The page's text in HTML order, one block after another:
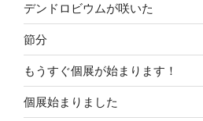
デンドロビウムが咲いた
節分
もうすぐ個展が始まります！
個展始まりました